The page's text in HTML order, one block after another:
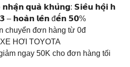
𝗻𝗵𝗮̣̂𝗻 𝗾𝘂𝗮̀ 𝗸𝗵𝘂̉𝗻𝗴: 𝗦𝗶𝗲̂𝘂 𝗵𝗼̣̂𝗶 𝗵
– 𝗵𝗼𝗮̀𝗻 𝗹𝗲̂𝗻 đ𝗲̂́𝗻 𝟱𝟬%
chuyển đơn hàng từ 0đ
HƠI TOYOTA
ngay 50K cho đơn hàng tối